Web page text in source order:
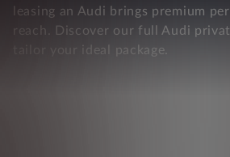
leasing an Audi brings premium
reach. Discover our full Audi
tailor your ideal package.